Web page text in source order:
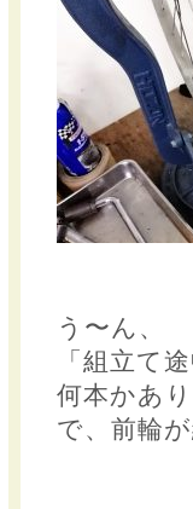
う〜ん、
「組立て
何本かあり
で、前輪